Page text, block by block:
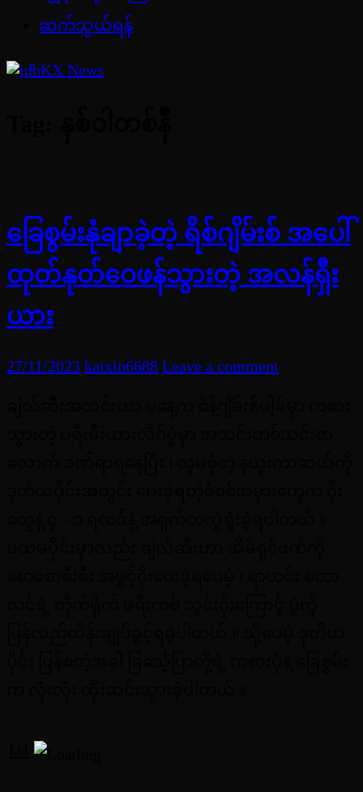
ဆက်သွယ်ရန်
ခြေစွမ်းနုံချာခဲ့တဲ့ ရိစ်ဂျိမ်းစ် အပေါ်
ထုတ်နုတ်ဝေဖန်သွားတဲ့ အလန်ရှီး
ယား
27/11/2023 kaixin6688 Leave a comment